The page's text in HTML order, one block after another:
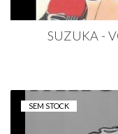
SUZUKA -
SEM STOCK